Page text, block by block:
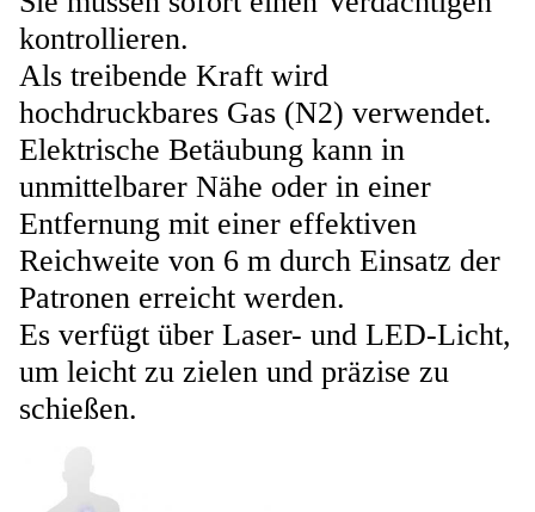
kontrollieren.
Als treibende Kraft wird
hochdruckbares Gas (N2) verwendet.
Elektrische Betäubung kann in
unmittelbarer Nähe oder in einer
Entfernung mit einer effektiven
Reichweite von 6 m durch Einsatz der
Patronen erreicht werden.
Es verfügt über Laser- und LED-Licht,
um leicht zu zielen und präzise zu
schießen.